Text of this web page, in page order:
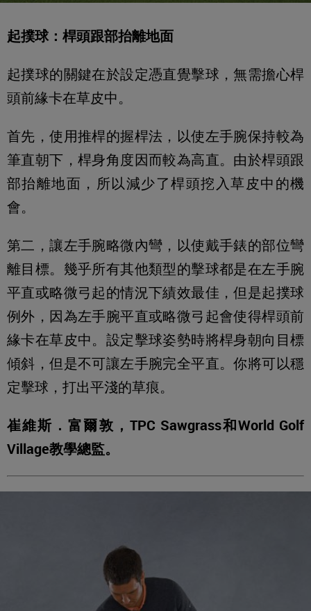
起撲球：桿頭跟部抬離地面
起撲球的關鍵在於設定憑直覺擊球，無需擔心桿
頭前緣卡在草皮中。
首先，使用推桿的握桿法，以使左手腕保持較為
筆直朝下，桿身角度因而較為高直。由於桿頭跟
部抬離地面，所以減少了桿頭挖入草皮中的機
會。
第二，讓左手腕略微內彎，以使戴手錶的部位彎
離目標。幾乎所有其他類型的擊球都是在左手腕
平直或略微弓起的情況下績效最佳，但是起撲球
例外，因為左手腕平直或略微弓起會使得桿頭前
緣卡在草皮中。設定擊球姿勢時將桿身朝向目標
傾斜，但是不可讓左手腕完全平直。你將可以穩
定擊球，打出平淺的草痕。
崔維斯．富爾敦，TPC Sawgrass和World Golf
Village教學總監。